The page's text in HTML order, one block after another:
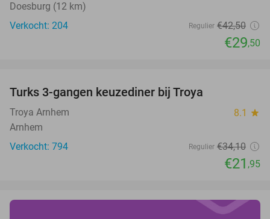
Doesburg (12 km)
Verkocht: 204
Regulier €42,50
€29,50
Turks 3-gangen keuzediner bij Troya
Troya Arnhem 8.1 star
Arnhem
Verkocht: 794
Regulier €34,10
€21 ,95